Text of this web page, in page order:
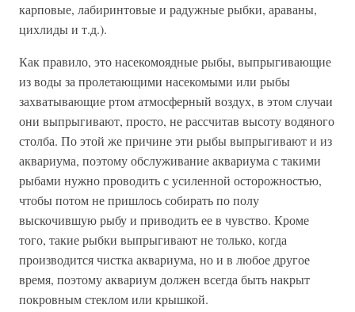
карповые, лабиринтовые и радужные рыбки, араваны,
цихлиды и т.д.).
Как правило, это насекомоядные рыбы, выпрыгивающие
из воды за пролетающими насекомыми или рыбы
захватывающие ртом атмосферный воздух, в этом случаи
они выпрыгивают, просто, не рассчитав высоту водяного
столба. По этой же причине эти рыбы выпрыгивают и из
аквариума, поэтому обслуживание аквариума с такими
рыбами нужно проводить с усиленной осторожностью,
чтобы потом не пришлось собирать по полу
выскочившую рыбу и приводить ее в чувство. Кроме
того, такие рыбки выпрыгивают не только, когда
производится чистка аквариума, но и в любое другое
время, поэтому аквариум должен всегда быть накрыт
покровным стеклом или крышкой.